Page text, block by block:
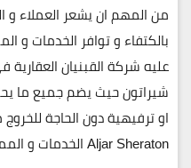
من المهم ان يشعر العملاء
بالكتفاء و توافر الخدمات و
عليه شركة القبنيان
شيراتون حيث يضم جميع ما
او ترفيهية دون الحاجة
Aljar Sheraton الخدمات و المميزات الاتية :